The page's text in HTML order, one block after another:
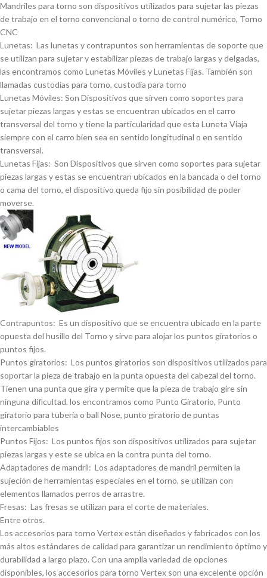
Mandriles para torno son dispositivos utilizados para sujetar las piezas
de trabajo en el torno convencional o torno de control numérico, Torno
CNC
Lunetas: Las lunetas y contrapuntos son herramientas de soporte que
se utilizan para sujetar y estabilizar piezas de trabajo largas y delgadas,
las encontramos como Lunetas Móviles y Lunetas Fijas. También son
llamadas custodias para torno, custodia para torno
Lunetas Móviles: Son Dispositivos que sirven como soportes para
sujetar piezas largas y estas se encuentran ubicados en el carro
transversal del torno y tiene la particularidad que esta Luneta Viaja
siempre con el carro bien sea en sentido longitudinal o en sentido
transversal.
Lunetas Fijas: Son Dispositivos que sirven como soportes para sujetar
piezas largas y estas se encuentran ubicados en la bancada o del torno
o cama del torno, el dispositivo queda fijo sin posibilidad de poder
moverse.
Contrapuntos: Es un dispositivo que se encuentra ubicado en la parte
opuesta del husillo del Torno y sirve para alojar los puntos giratorios o
puntos fijos.
Puntos giratorios: Los puntos giratorios son dispositivos utilizados para
soportar la pieza de trabajo en la punta opuesta del cabezal del torno.
Tienen una punta que gira y permite que la pieza de trabajo gire sin
ninguna dificultad. los encontramos como Punto Giratorio, Punto
giratorio para tuberí­a o ball Nose, punto giratorio de puntas
intercambiables
Puntos Fijos: Los puntos fijos son dispositivos utilizados para sujetar
piezas largas y este se ubica en la contra punta del torno.
Adaptadores de mandril: Los adaptadores de mandril permiten la
sujeción de herramientas especiales en el torno, se utilizan con
elementos llamados perros de arrastre.
Fresas: Las fresas se utilizan para el corte de materiales.
Entre otros.
Los accesorios para torno Vertex están diseñados y fabricados con los
más altos estándares de calidad para garantizar un rendimiento óptimo y
durabilidad a largo plazo. Con una amplia variedad de opciones
disponibles, los accesorios para torno Vertex son una excelente opción